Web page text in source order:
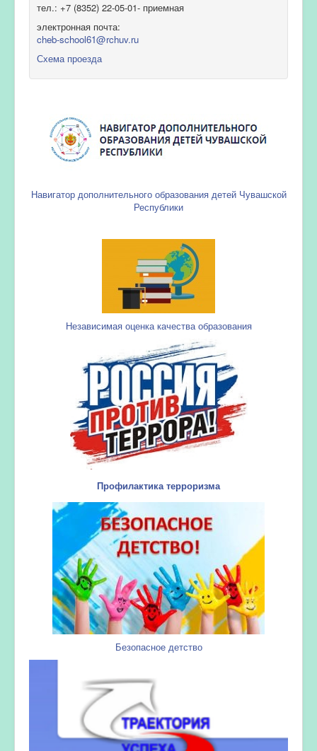
тел.: +7 (8352) 22-05-01- приемная
электронная почта:
cheb-school61@rchuv.ru
Схема проезда
Навигатор дополнительного образования детей Чувашской
Республики
Независимая оценка качества образования
Профилактика терроризма
Безопасное детство